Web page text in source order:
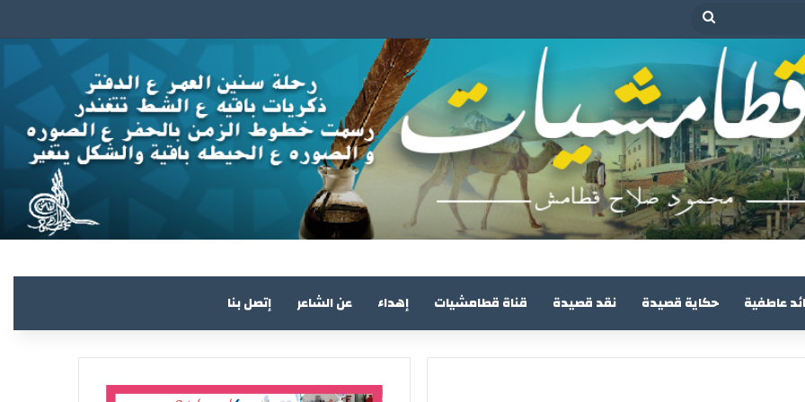
بحث
عاطفية حكاية قصيدة نقد قصيدة قناة قطامشيات إهداء عن الشاعر إتصل بنا